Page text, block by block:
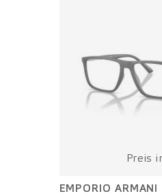
Preis
EMPORIO ARMANI